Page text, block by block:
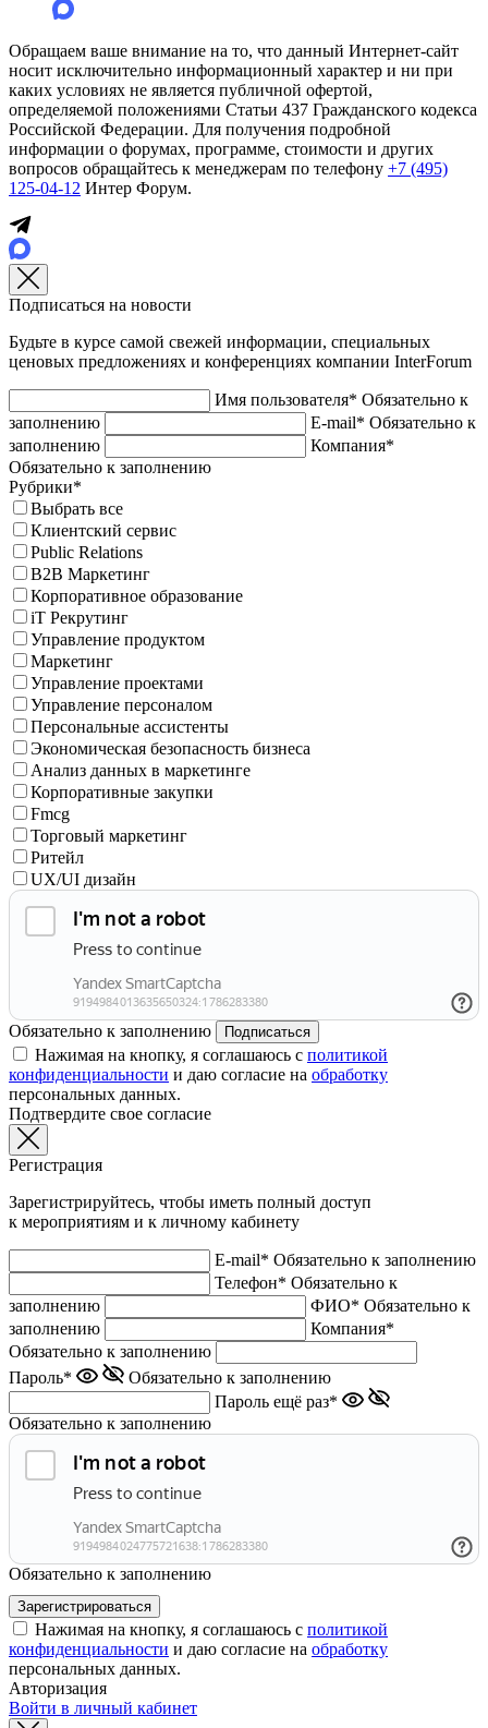
Обращаем ваше внимание на то, что данный Интернет-сайт
носит исключительно информационный характер и ни при
каких условиях не является публичной офертой,
определяемой положениями Статьи 437 Гражданского кодекса
Российской Федерации. Для получения подробной
информации о форумах, программе, стоимости и других
вопросов обращайтесь к менеджерам по телефону +7 (495)
125-04-12 Интер Форум.
Подписаться на новости
Будьте в курсе самой свежей информации, специальных
ценовых предложениях и конференциях компании InterForum
Имя пользователя* Обязательно к
заполнению
E-mail* Обязательно к
заполнению
Компания*
Обязательно к заполнению
Рубрики*
Выбрать все
Клиентский сервис
Public Relations
B2B Маркетинг
Корпоративное образование
iT Рекрутинг
Управление продуктом
Маркетинг
Управление проектами
Управление персоналом
Персональные ассистенты
Экономическая безопасность бизнеса
Анализ данных в маркетинге
Корпоративные закупки
Fmcg
Торговый маркетинг
Ритейл
UX/UI дизайн
Обязательно к заполнению Подписаться
Нажимая на кнопку, я соглашаюсь с политикой
конфиденциальности и даю согласие на обработку
персональных данных.
Подтвердите свое согласие
Регистрация
Зарегистрируйтесь, чтобы иметь полный доступ
к мероприятиям и к личному кабинету
E-mail* Обязательно к заполнению
Телефон* Обязательно к
заполнению
ФИО* Обязательно к
заполнению
Компания*
Обязательно к заполнению
Пароль*
Обязательно к заполнению
Пароль ещё раз*
Обязательно к заполнению
Обязательно к заполнению
Нажимая на кнопку, я соглашаюсь с политикой
конфиденциальности и даю согласие на обработку
персональных данных.
Авторизация
Войти в личный кабинет